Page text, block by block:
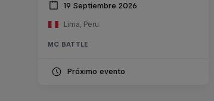
19 Septiembre 2026
Lima, Peru
MC BATTLE
Próximo evento